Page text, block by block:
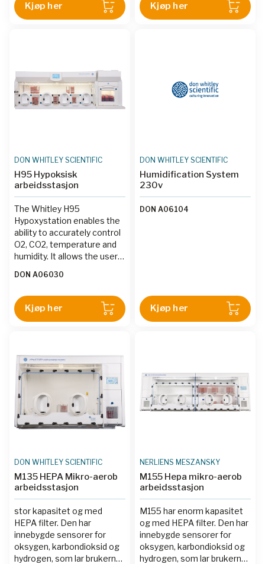
Kjøp her
dioxide, temperature and
Kjøp her
DON WHITLEY SCIENTIFIC
H95 Hypoksisk
arbeidsstasjon
The Whitley H95
Hypoxystation enables the
ability to accurately control
O2, CO2, temperature and
humidity. It allows the user
increments from 0.1% up to
increments from 0.1% to
15%; carry out
between 5°C above
ambient and 45°C; and to
control relative humidity at
80% RH or higher.
DON A06030
Kjøp her
DON WHITLEY SCIENTIFIC
Humidification System
230v
DON A06104
Kjøp her
DON WHITLEY SCIENTIFIC
M135 HEPA Mikro-aerob
arbeidsstasjon
stor kapasitet og med
HEPA filter. Den har
innebygde sensorer for
oksygen, karbondioksid og
hydrogen, som lar brukerne
NERLIENS MESZANSKY
M155 Hepa mikro-aerob
arbeidsstasjon
M155 har enorm kapasitet
og med HEPA filter. Den har
innebygde sensorer for
oksygen, karbondioksid og
hydrogen, som lar brukerne